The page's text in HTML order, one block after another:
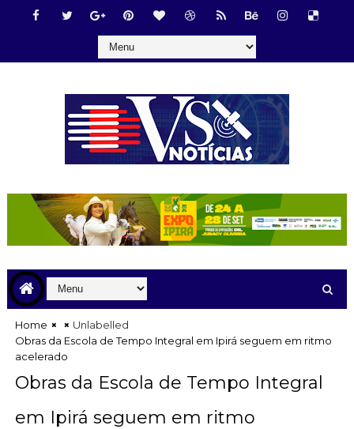
Home
Unlabelled
Obras da Escola de Tempo Integral em Ipirá seguem em ritmo
acelerado
Obras da Escola de Tempo Integral
em Ipirá seguem em ritmo